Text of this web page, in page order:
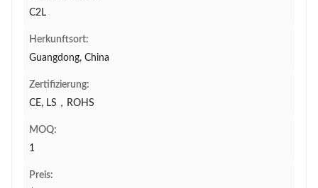
C2L
Herkunftsort:
Guangdong, China
Zertifizierung:
CE, LS，ROHS
MOQ:
1
Preis: